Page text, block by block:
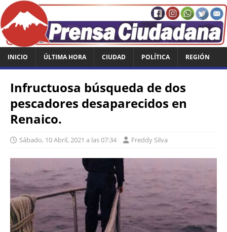
INICIO ÚLTIMA HORA CIUDAD POLÍTICA REGIÓN
Infructuosa búsqueda de dos
pescadores desaparecidos en
Renaico.
Sábado, 10 Abril, 2021 a las 07:34 Freddy Silva